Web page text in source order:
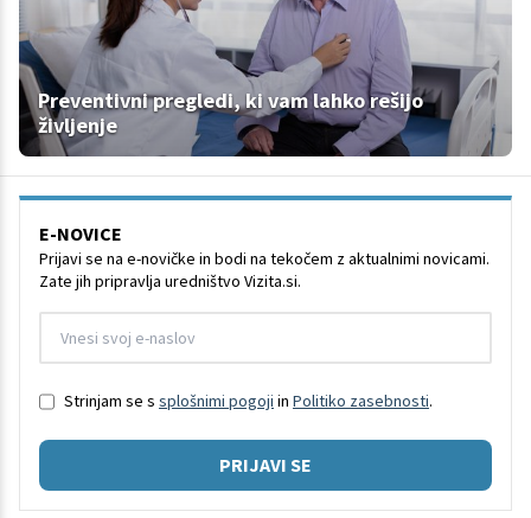
Preventivni pregledi, ki vam lahko rešijo
življenje
E-NOVICE
Prijavi se na e-novičke in bodi na tekočem z aktualnimi novicami.
Zate jih pripravlja uredništvo Vizita.si.
Strinjam se s splošnimi pogoji in Politiko zasebnosti.
PRIJAVI SE